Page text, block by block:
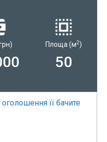
Площа (м2)
50
її бачите